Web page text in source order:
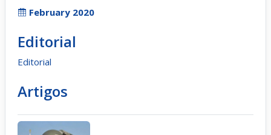
February 2020
Editorial
Editorial
Artigos